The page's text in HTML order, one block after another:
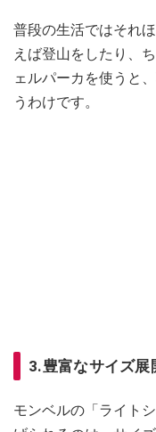
普段の生活ではそれ
えば登山をしたり、
ェルパーカを使うと
うわけです。
3.豊富なサイズ展
モンベルの「ライト